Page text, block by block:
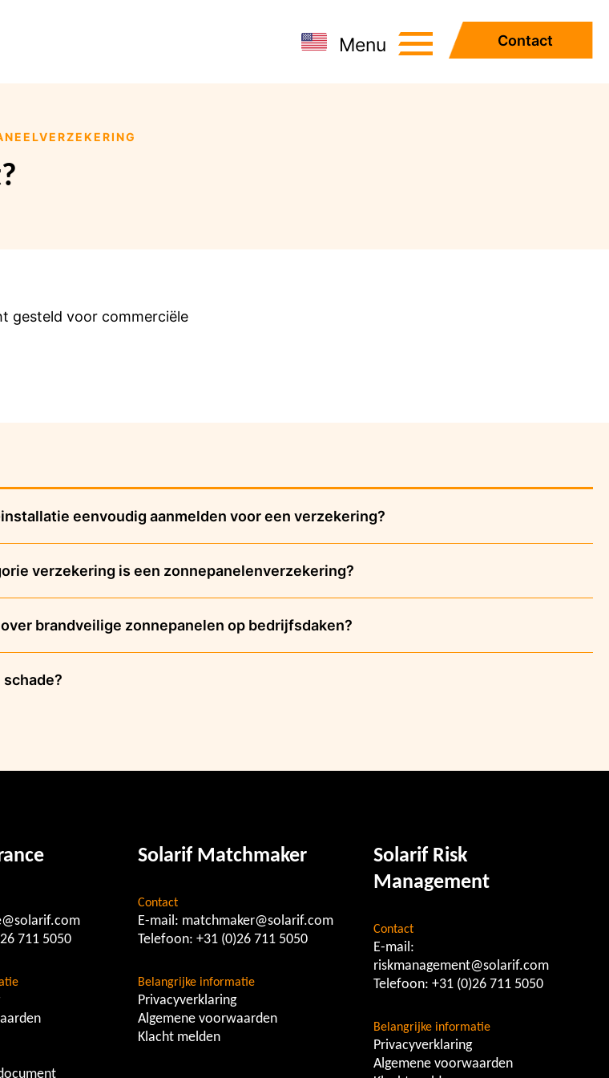
Menu Contact
gesteld voor commerciële
eenvoudig aanmelden voor een verzekering?
verzekering is een zonnepanelenverzekering?
brandveilige zonnepanelen op bedrijfsdaken?
schade?
711 5050
Solarif Matchmaker
Contact
E-mail: matchmaker@solarif.com
Telefoon: +31 (0)26 711 5050
Belangrijke informatie
Privacyverklaring
Algemene voorwaarden
Klacht melden
Solarif Risk
Management
Contact
E-mail:
riskmanagement@solarif.com
Telefoon: +31 (0)26 711 5050
Belangrijke informatie
Privacyverklaring
Algemene voorwaarden